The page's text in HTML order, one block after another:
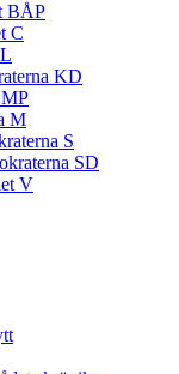
BÅP
C
KD
M
S
SD
V